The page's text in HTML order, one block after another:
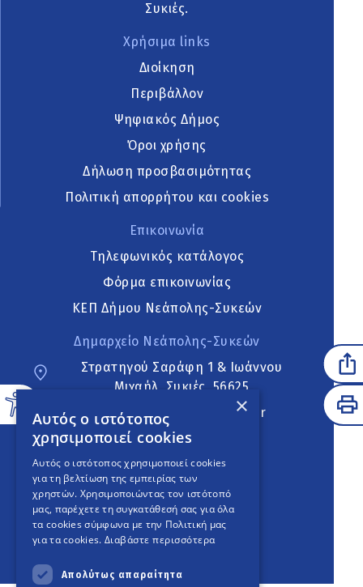
Συκιές.
Χρήσιμα links
Διοίκηση
Περιβάλλον
Ψηφιακός Δήμος
Όροι χρήσης
Δήλωση προσβασιμότητας
Πολιτική απορρήτου και cookies
Επικοινωνία
Τηλεφωνικός κατάλογος
Φόρμα επικοινωνίας
ΚΕΠ Δήμου Νεάπολης-Συκεών
Δημαρχείο Νεάπολης-Συκεών
Στρατηγού Σαράφη 1 & Ιωάννου
Μιχαήλ, Συκιές, 56625
neapoli.sykies@ddt.gov.gr
Ακολουθήστε
English Version
An project
×
Αυτός ο ιστότοπος
χρησιμοποιεί cookies
Αυτός ο ιστότοπος χρησιμοποιεί cookies
για τη βελτίωση της εμπειρίας των
χρηστών. Χρησιμοποιώντας τον ιστότοπό
μας, παρέχετε τη συγκατάθεσή σας για όλα
τα cookies σύμφωνα με την Πολιτική μας
για τα cookies. Διαβάστε περισσότερα
Απολύτως απαραίτητα